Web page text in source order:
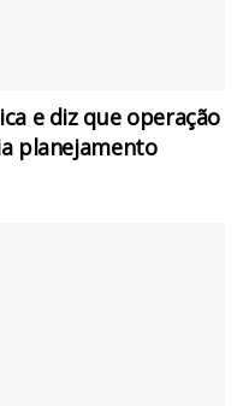
e diz que operação
planejamento